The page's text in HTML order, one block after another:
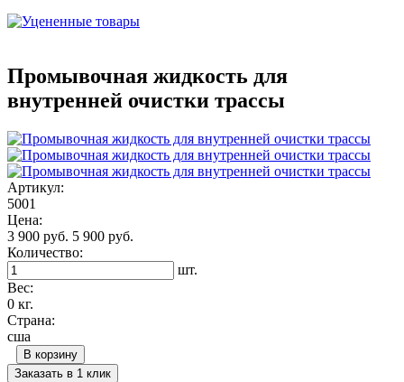
Промывочная жидкость для
внутренней очистки трассы
Артикул:
5001
Цена:
3 900 руб. 5 900 руб.
Количество:
шт.
Вес:
0 кг.
Страна:
сша
В корзину
Заказать в 1 клик